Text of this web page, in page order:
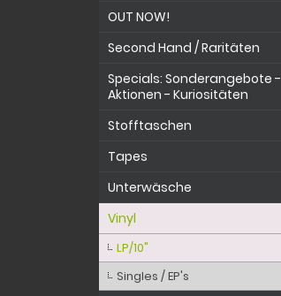
OUT NOW!
Second Hand / Raritäten
Specials: Sonderangebote -
Aktionen - Kuriositäten
Stofftaschen
Tapes
Unterwäsche
Vinyl
LP/10"
Singles / EP's